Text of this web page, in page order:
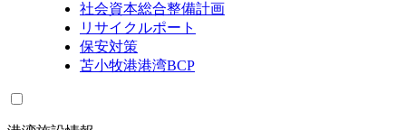
社会資本総合整備計画
リサイクルポート
保安対策
苫小牧港港湾BCP